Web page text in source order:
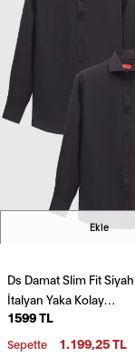
Ekle
Ds Damat Slim Fit Siyah
İtalyan Yaka Kolay
Ütülenebilir 2'Li Gömlek
1599 TL
Sepette 1.199,25 TL